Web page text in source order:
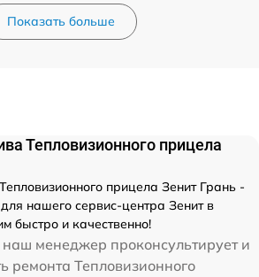
Показать больше
Тепловизионного прицела
прицела Зенит Грань -
нашего сервис-центра Зенит в
быстро и качественно!
менеджер проконсультирует и
ремонта Тепловизионного